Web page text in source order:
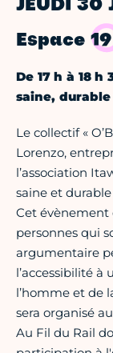
JEUDI 30
Espace 19
De 17 h à 18
saine,
Le collectif «
Lorenzo,
l’association
saine et
Cet
personnes qui
argumentaire
l’accessibilité
l’homme et de
sera organisé
Au Fil du Rail